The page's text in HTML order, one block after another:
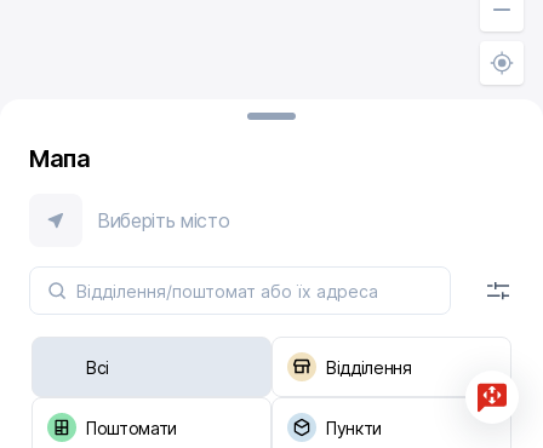
Мапа
Виберіть місто
Всі Відділення
Поштомати Пункти